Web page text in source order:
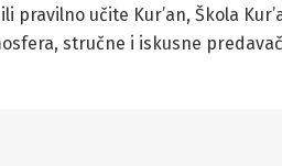
učite Kur’an, Škola
stručne i iskusne